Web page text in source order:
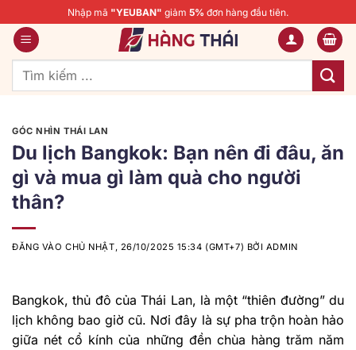
qua
nội
dung
Nhập mã "YEUBAN" giảm 5% đơn hàng đầu tiên.
Tìm
GÓC NHÌN THÁI LAN
Du lịch Bangkok: Bạn nên đi đâu, ăn
gì và mua gì làm quà cho người
thân?
ĐĂNG VÀOCHỦ NHẬT, 26/10/2025 15:34 (GMT+7) BỞI ADMIN
Bangkok, thủ đô của Thái Lan, là một “thiên đường” du
lịch không bao giờ cũ. Nơi đây là sự pha trộn hoàn hảo
giữa nét cổ kính của những đền chùa hàng trăm năm